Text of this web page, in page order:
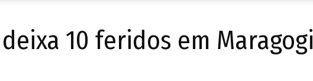
10 feridos em Maragogi